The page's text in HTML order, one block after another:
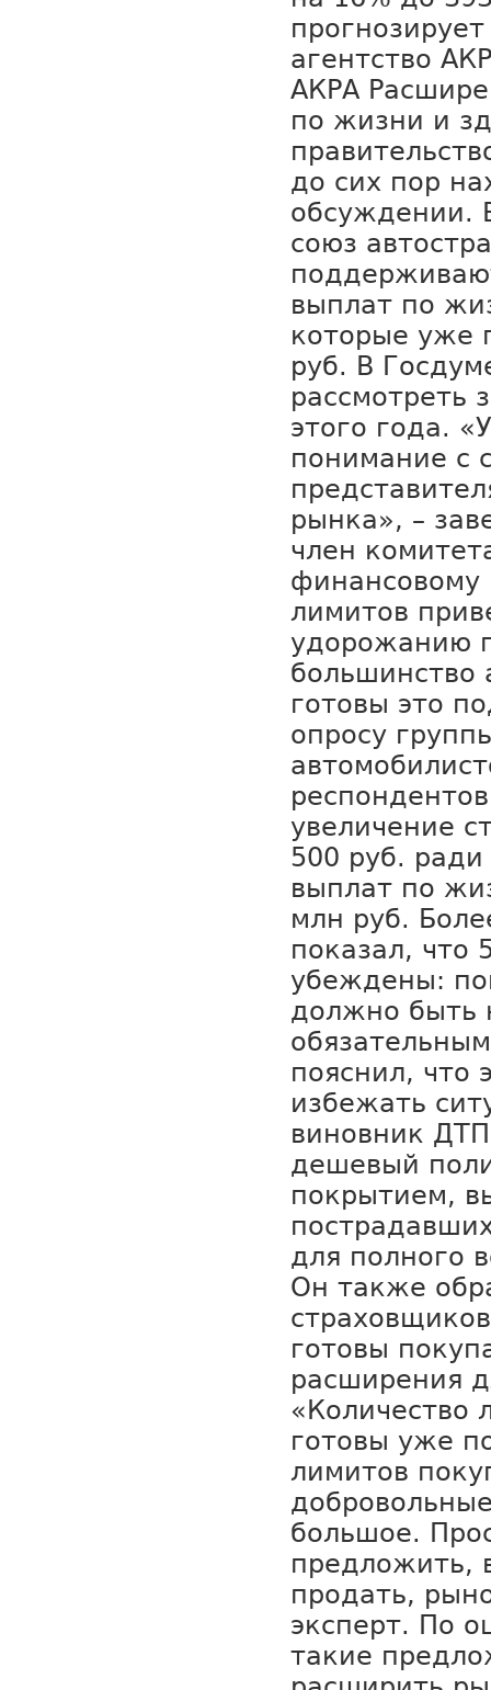
агентство
АКРА
по жизни и
до сих пор
обсуждении.
союз
выплат по
которые уже
руб. В
рассмотреть
этого года.
понимание с
рынка», –
член
финансовому
лимитов
удорожанию
большинство
готовы это
опросу
увеличение
500 руб.
выплат по
млн руб.
показал, что
убеждены:
должно быть
пояснил, что
избежать
виновник
дешевый
покрытием,
для полного
Он также
готовы
расширения
«Количество
готовы уже
лимитов
большое.
предложить,
продать,
эксперт. По
такие